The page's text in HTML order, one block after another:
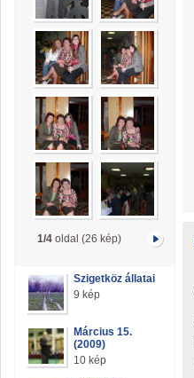
1/4oldal (26 kép)
Szigetköz állatai
9 kép
Március 15.
(2009)
10 kép